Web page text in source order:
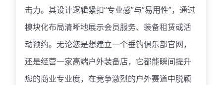
击力。其设计逻辑紧扣“专业感”与“易用性”，通过
模块化布局清晰地展示会员服务、装备租赁或活
动预约。无论您是想建立一个垂钓俱乐部官网，
还是经营一家高端户外装备店，它都能瞬间提升
您的商业专业度，在竞争激烈的户外赛道中脱颖